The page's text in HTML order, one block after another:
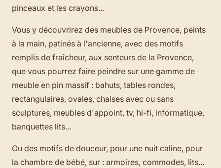
pinceaux et les crayons...
Vous y découvrirez des meubles de Provence, peints
à la main, patinés à l'ancienne, avec des motifs
remplis de fraîcheur, aux senteurs de la Provence,
que vous pourrez faire peindre sur une gamme de
meuble en pin massif : bahuts, tables rondes,
rectangulaires, ovales, chaises avec ou sans
sculptures, meubles d'appoint, tv, hi-fi, informatique,
banquettes lits...
Ou des motifs de douceur, pour une nuit caline, pour
la chambre de bébé, sur : armoires, commodes, lits...